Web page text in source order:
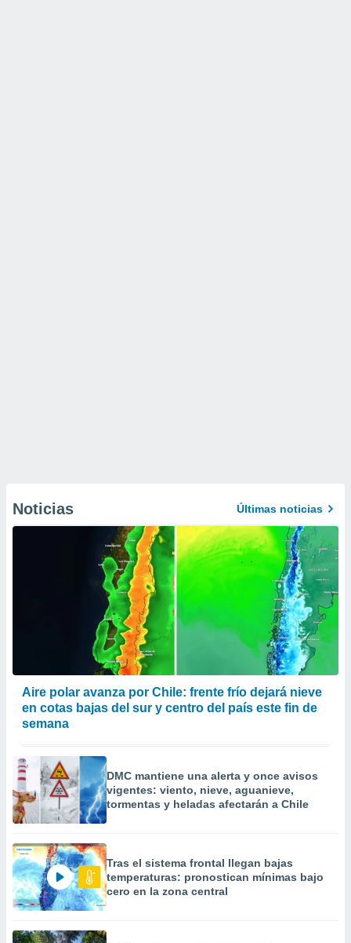
Noticias Últimas noticias
Aire polar avanza por Chile: frente frío dejará nieve
en cotas bajas del sur y centro del país este fin de
semana
DMC mantiene una alerta y once avisos
vigentes: viento, nieve, aguanieve,
tormentas y heladas afectarán a Chile
Tras el sistema frontal llegan bajas
temperaturas: pronostican mínimas bajo
cero en la zona central